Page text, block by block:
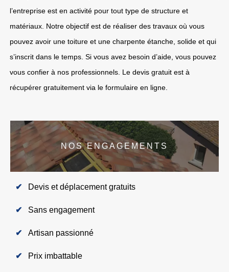
l’entreprise est en activité pour tout type de structure et
matériaux. Notre objectif est de réaliser des travaux où vous
pouvez avoir une toiture et une charpente étanche, solide et qui
s’inscrit dans le temps. Si vous avez besoin d’aide, vous pouvez
vous confier à nos professionnels. Le devis gratuit est à
récupérer gratuitement via le formulaire en ligne.
NOS ENGAGEMENTS
Devis et déplacement gratuits
Sans engagement
Artisan passionné
Prix imbattable